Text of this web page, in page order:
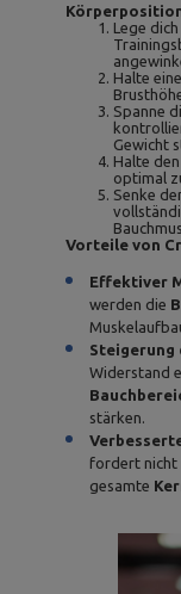
Lege
Halte eine
Spanne
Gewicht
Halte
optimal
Senke
Vorteile von
Effektiver
werden die
Widerstand
stärken.
fordert nicht
gesamte